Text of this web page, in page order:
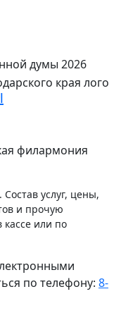
филармония
услуг, цены,
и прочую
или по
по телефону: 8-